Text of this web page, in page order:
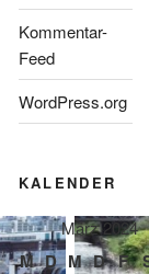
Kommentar-
Feed
WordPress.org
KALENDER
März 2024
M D M D F